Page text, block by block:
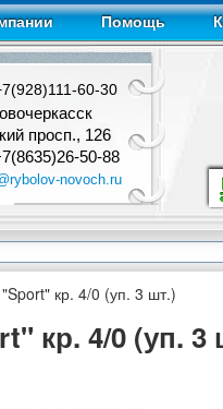
Помощь
60-30
просп., 126
50-88
novoch.ru
кр. 4/0 (уп. 3 шт.)
кр. 4/0 (уп. 3